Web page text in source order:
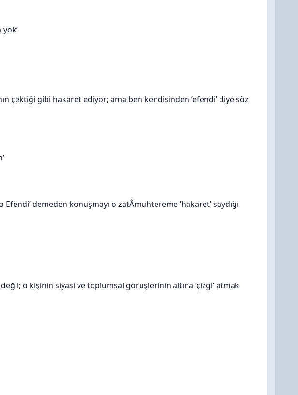
çektiği gibi hakaret ediyor; ama ben kendisinden ’efendi’ diye söz
demeden konuşmayı o zatÂmuhtereme ’hakaret’ saydığı
o kişinin siyasi ve toplumsal görüşlerinin altına ’çizgi’ atmak